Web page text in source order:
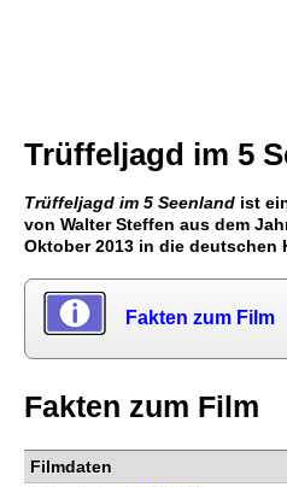
Trüffeljagd im 5
Trüffeljagd im 5 Seenland ist
von Walter Steffen aus dem
Oktober 2013 in die deutschen
Fakten zum Film
Fakten zum Film
Filmdaten